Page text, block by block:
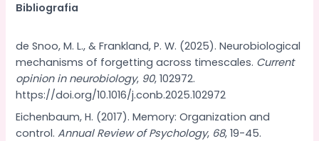
Bibliografia
de Snoo, M. L., & Frankland, P. W. (2025). Neurobiological
mechanisms of forgetting across timescales. Current
opinion in neurobiology, 90, 102972.
https://doi.org/10.1016/j.conb.2025.102972
Eichenbaum, H. (2017). Memory: Organization and
control.Annual Review of Psychology, 68, 19-45.